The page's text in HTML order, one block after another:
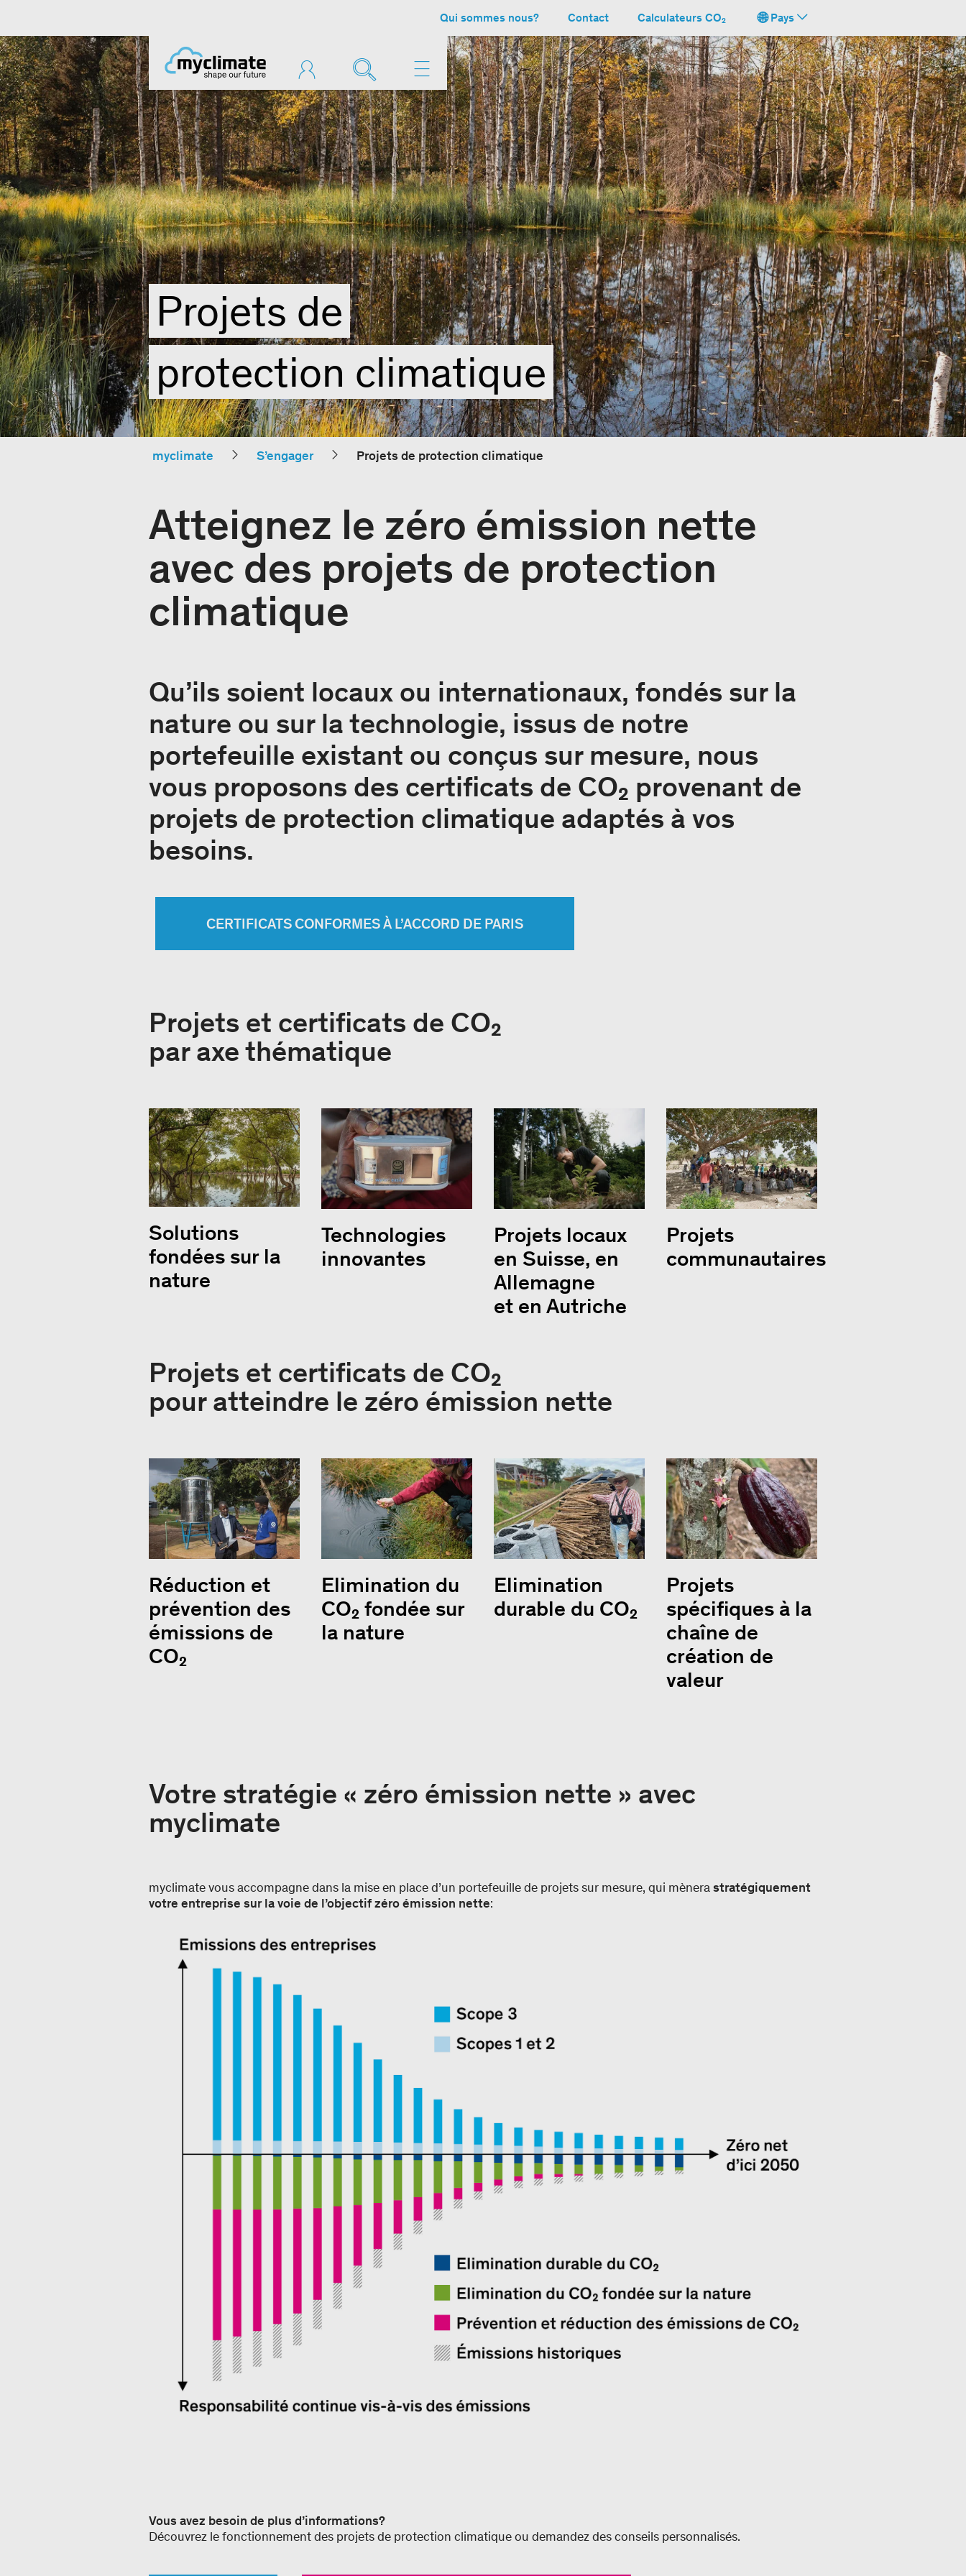
Qui sommes nous? Contact Calculateurs CO₂ Pays
Projets de
protection climatique
myclimate S’engager Projets de protection climatique
Atteignez le zéro émission nette
avec des projets de protection
climatique
Qu’ils soient locaux ou internationaux, fondés sur la
nature ou sur la technologie, issus de notre
portefeuille existant ou conçus sur mesure, nous
vous proposons des certificats de CO₂ provenant de
projets de protection climatique adaptés à vos
besoins.
CERTIFICATS CONFORMES À L’ACCORD DE PARIS
Projets et certificats de CO₂
par axe thématique
Solutions
fondées sur la
nature
Technologies
innovantes
Projets locaux
en Suisse, en
Allemagne
et en Autriche
Projets
communautaires
Projets et certificats de CO₂
pour atteindre le zéro émission nette
Réduction et
prévention des
émissions de
CO₂
Elimination du
CO₂ fondée sur
la nature
Elimination
durable du CO₂
Projets
spécifiques à la
chaîne de
création de
valeur
Votre stratégie « zéro émission nette » avec
myclimate
myclimate vous accompagne dans la mise en place d’un portefeuille de projets sur mesure, qui mènerastratégiquement
votre entreprise sur la voie de l’objectif zéro émission nette:
Vous avez besoin de plus d’informations?
Découvrez le fonctionnement des projets de protection climatique ou demandez des conseils personnalisés.